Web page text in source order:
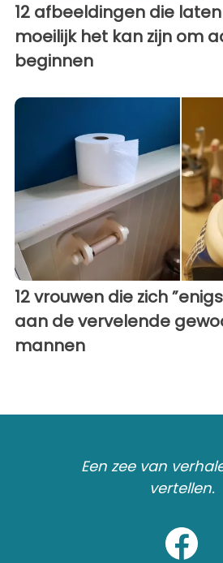
12 afbeeldingen die
moeilijk het kan zijn om
beginnen
12 vrouwen die zich
aan de vervelende
mannen
Een zee van
vertellen.